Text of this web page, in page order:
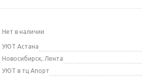
Нет в наличии
УЮТ Астана
Новосибирск, Лента
УЮТ в тц Апорт